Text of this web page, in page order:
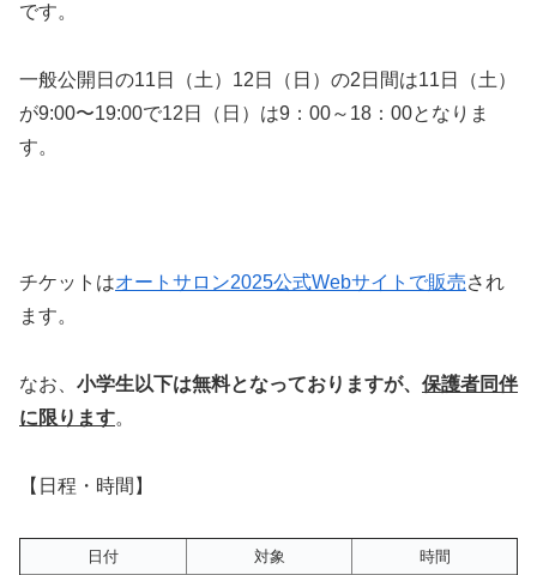
です。
一般公開日の11日（土）12日（日）の2日間は11日（土）
が9:00〜19:00で12日（日）は9：00～18：00となりま
す。
チケットはオートサロン2025公式Webサイトで販売され
ます。
なお、 小学生以下は無料となっておりますが、 保護者同伴
に限ります。
【日程・時間】
日付 対象
時間